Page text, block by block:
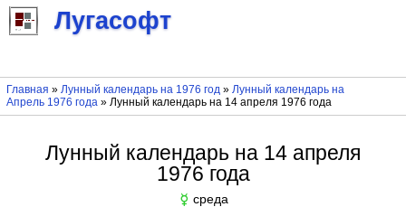
Лугасофт
Главная » Лунный календарь на 1976 год» Лунный календарь на
Апрель 1976 года» Лунный календарь на 14 апреля 1976 года
Лунный календарь на 14 апреля
1976 года
☿ среда